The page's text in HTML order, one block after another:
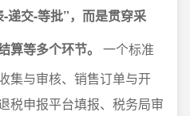
递交-等批”，而是贯穿采
算等多个环节。
一个标准
集与审核、销售订单与开
税申报平台填报、税务局审